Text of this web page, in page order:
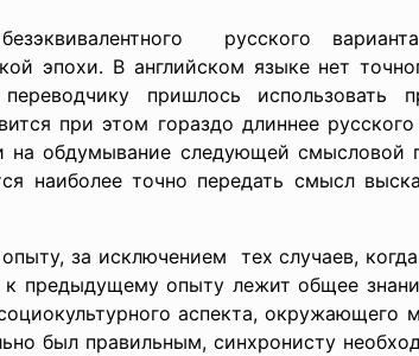
русского варианта
эпохи. В английском языке нет
пришлось использовать
при этом гораздо длиннее
обдумывание следующей смысловой
наиболее точно передать смысл
за исключением тех случаев, когда
предыдущему опыту лежит общее
аспекта, окружающего
был правильным, синхронисту